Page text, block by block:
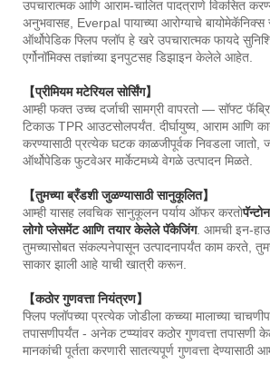
उपचारात्मक आणि आराम-चालित पादत्राणे विकसित
अनुभवासह, Everpal पायाच्या आरोग्याचे
ऑर्थोपेडिक फ्लिप फ्लॉप हे खरे उपचारात्मक फायदे
एर्गोनॉमिक्स तज्ञांच्या इनपुटसह डिझाइन केलेले आहेत.
【प्रीमियम मटेरियल सोर्सिंग】
आम्ही फक्त उच्च दर्जाची सामग्री वापरतो — सॉफ्ट
टिकाऊ TPR आउटसोलपर्यंत. दीर्घायुष्य, आराम आणि
करण्यासाठी प्रत्येक घटक काळजीपूर्वक निवडला जातो,
ऑर्थोपेडिक फुटवेअर मार्केटमध्ये वेगळे उत्पादन मिळते.
【तुमच्या ब्रँडशी जुळण्यासाठी सानुकूलित】
आम्ही यासह लवचिक सानुकूलन पर्याय ऑफर करतो
लोगो प्लेसमेंट आणि तयार केलेले पॅकेजिंग. आमची इन-
तुमच्यासोबत संकल्पनेपासून उत्पादनापर्यंत काम करते,
साकार झाली आहे याची खात्री करून.
【कठोर गुणवत्ता नियंत्रण】
फ्लिप फ्लॉपच्या प्रत्येक जोडीला कच्च्या मालाच्या
तपासणीपर्यंत - अनेक टप्प्यांवर कठोर गुणवत्ता तपासणी
मानकांची पूर्तता करणारी सातत्यपूर्ण गुणवत्ता देण्यासाठी